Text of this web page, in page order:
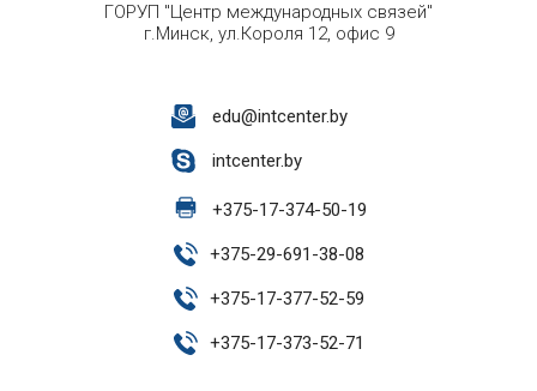
ГОРУП "Центр международных связей"
г.Минск, ул.Короля 12, офис 9
edu@intcenter.by
intcenter.by
+375-17-374-50-19
+375-29-691-38-08
+375-17-377-52-59
+375-17-373-52-71